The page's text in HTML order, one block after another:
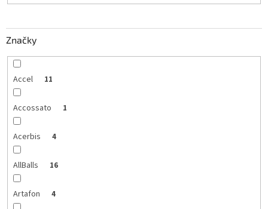
Značky
Accel 11
Accossato 1
Acerbis 4
AllBalls 16
Artafon 4